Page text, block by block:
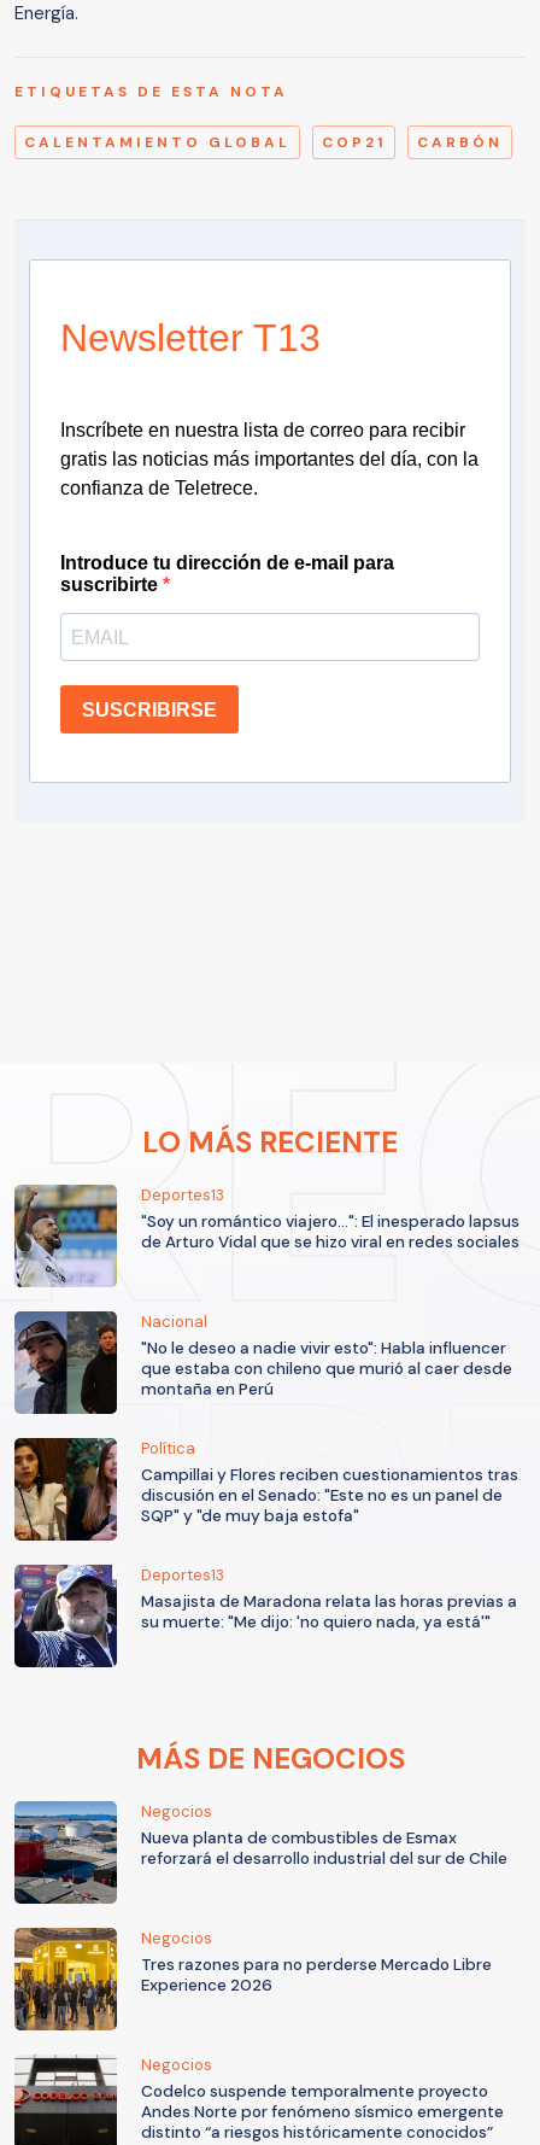
Energía.
ETIQUETAS DE ESTA NOTA
CALENTAMIENTO GLOBAL COP21 CARBÓN
Newsletter T13
Inscríbete en nuestra lista de correo para recibir
gratis las noticias más importantes del día, con la
confianza de Teletrece.
Introduce tu dirección de e-mail para
suscribirte
SUSCRIBIRSE
LO MÁS RECIENTE
Deportes13
"Soy un romántico viajero...": El inesperado lapsus
de Arturo Vidal que se hizo viral en redes sociales
Nacional
"No le deseo a nadie vivir esto": Habla influencer
que estaba con chileno que murió al caer desde
montaña en Perú
Política
Campillai y Flores reciben cuestionamientos tras
discusión en el Senado: "Este no es un panel de
SQP" y "de muy baja estofa"
Deportes13
Masajista de Maradona relata las horas previas a
su muerte: "Me dijo: 'no quiero nada, ya está'"
MÁS DE NEGOCIOS
Negocios
Nueva planta de combustibles de Esmax
reforzará el desarrollo industrial del sur de Chile
Negocios
Tres razones para no perderse Mercado Libre
Experience 2026
Negocios
Codelco suspende temporalmente proyecto
Andes Norte por fenómeno sísmico emergente
distinto “a riesgos históricamente conocidos”